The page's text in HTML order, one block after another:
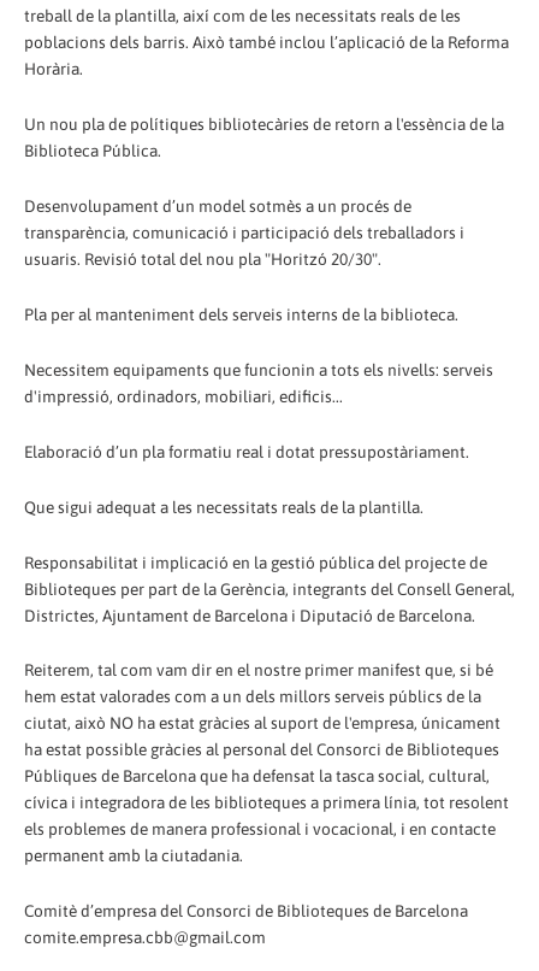
treball de la plantilla, així com de les necessitats reals de les
poblacions dels barris. Això també inclou l’aplicació de la Reforma
Horària.
Un nou pla de polítiques bibliotecàries de retorn a l'essència de la
Biblioteca Pública.
Desenvolupament d’un model sotmès a un procés de
transparència, comunicació i participació dels treballadors i
usuaris. Revisió total del nou pla "Horitzó 20/30".
Pla per al manteniment dels serveis interns de la biblioteca.
Necessitem equipaments que funcionin a tots els nivells: serveis
d'impressió, ordinadors, mobiliari, edificis...
Elaboració d’un pla formatiu real i dotat pressupostàriament.
Que sigui adequat a les necessitats reals de la plantilla.
Responsabilitat i implicació en la gestió pública del projecte de
Biblioteques per part de la Gerència, integrants del Consell General,
Districtes, Ajuntament de Barcelona i Diputació de Barcelona.
Reiterem, tal com vam dir en el nostre primer manifest que, si bé
hem estat valorades com a un dels millors serveis públics de la
ciutat, això NO ha estat gràcies al suport de l'empresa, únicament
ha estat possible gràcies al personal del Consorci de Biblioteques
Públiques de Barcelona que ha defensat la tasca social, cultural,
cívica i integradora de les biblioteques a primera línia, tot resolent
els problemes de manera professional i vocacional, i en contacte
permanent amb la ciutadania.
Comitè d’empresa del Consorci de Biblioteques de Barcelona
comite.empresa.cbb@gmail.com